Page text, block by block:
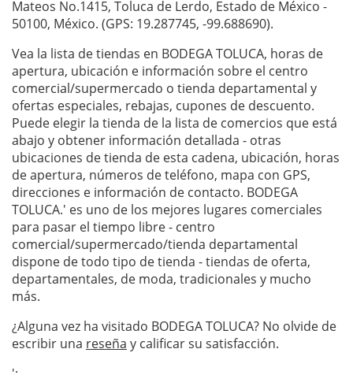
Mateos No.1415, Toluca de Lerdo, Estado de México -
50100, México. (GPS: 19.287745, -99.688690).
Vea la lista de tiendas en BODEGA TOLUCA, horas de
apertura, ubicación e información sobre el centro
comercial/supermercado o tienda departamental y
ofertas especiales, rebajas, cupones de descuento.
Puede elegir la tienda de la lista de comercios que está
abajo y obtener información detallada - otras
ubicaciones de tienda de esta cadena, ubicación, horas
de apertura, números de teléfono, mapa con GPS,
direcciones e información de contacto. BODEGA
TOLUCA.' es uno de los mejores lugares comerciales
para pasar el tiempo libre - centro
comercial/supermercado/tienda departamental
dispone de todo tipo de tienda - tiendas de oferta,
departamentales, de moda, tradicionales y mucho
más.
¿Alguna vez ha visitado BODEGA TOLUCA? No olvide de
escribir una reseña y calificar su satisfacción.